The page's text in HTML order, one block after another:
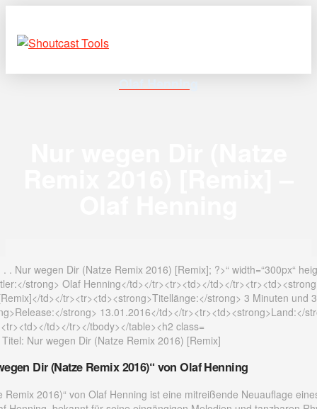
Olaf Henning
Nur wegen Dir (Natze Remix 2016) [Remix]
Dir (Natze Remix 2016)“ von Olaf Henning
Remix 2016)“ von Olaf Henning ist eine mitreißende Neuauflage